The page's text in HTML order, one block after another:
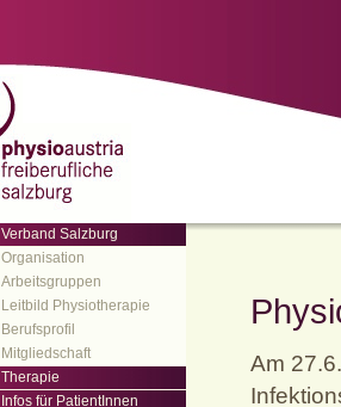
Verband Salzburg
Organisation
Arbeitsgruppen
Leitbild Physiotherapie
Berufsprofil
Mitgliedschaft
Therapie
Infos für PatientInnen
Am